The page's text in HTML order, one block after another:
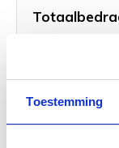
Toestemming